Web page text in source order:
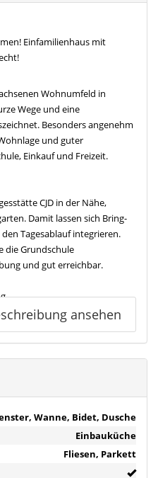
Einfamilienhaus mit
Wohnumfeld in
Wege und eine
Besonders angenehm
und guter
Einkauf und Freizeit.
CJD in der Nähe,
Damit lassen sich Bring-
Tagesablauf integrieren.
die Grundschule
und gut erreichbar.
mehrere Spielplätze für kurze
Park in der Umgebung
und die Jahns
und spontane
Supermärkte zur
Lidl und ALDI Nord.
in der Nähe. Arztpraxen
ansehen
Wanne, Bidet, Dusche
Einbauküche
Fliesen, Parkett